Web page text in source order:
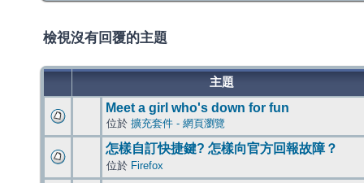
檢視沒有回覆的主題
主題
Meet a girl who's down for fun
位於 擴充套件 - 網頁瀏覽
怎樣自訂快捷鍵? 怎樣向官方回報故障？
位於 Firefox